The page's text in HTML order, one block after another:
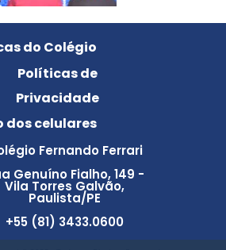
Fernando Ferrari
Genuíno Fialho, 149 -
Vila Torres Galvão,
Paulista/PE
+55 (81) 3433.0600
do Colégio
Políticas de
Privacidade
dos celulares